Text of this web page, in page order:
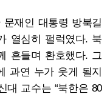
재인 대통령 방북길
열심히 펄럭였다. 북
흔들며 환호했다. 그
과연 누가 웃게 될지
대 교수는 “북한은 80